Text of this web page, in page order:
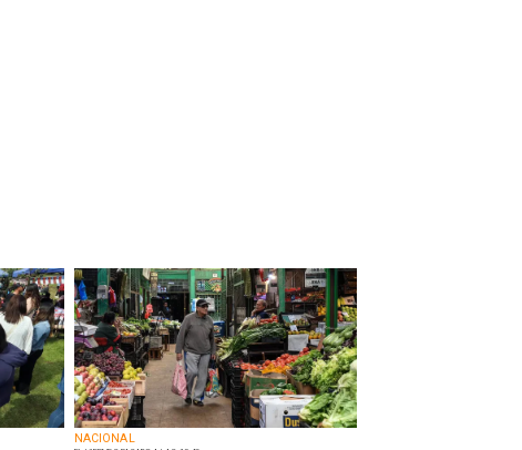
NACIONAL